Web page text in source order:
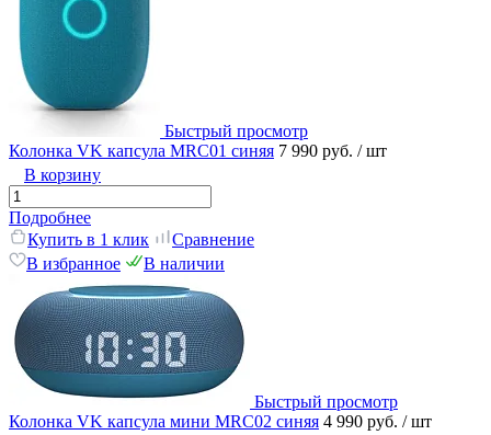
Быстрый просмотр
Колонка VK капсула MRC01 синяя 7 990 руб. / шт
В корзину
Подробнее
Купить в 1 клик
Сравнение
В избранное
В наличии
Быстрый просмотр
Колонка VK капсула мини MRC02 синяя 4 990 руб. / шт